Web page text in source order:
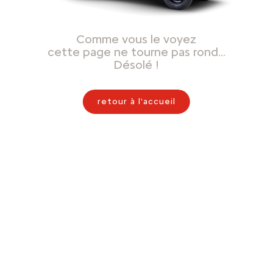
Comme vous le voyez
cette page ne tourne pas rond…
Désolé !
retour à l'accueil